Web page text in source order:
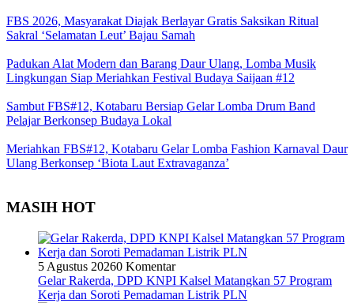
FBS 2026, Masyarakat Diajak Berlayar Gratis Saksikan Ritual
Sakral ‘Selamatan Leut’ Bajau Samah
Padukan Alat Modern dan Barang Daur Ulang, Lomba Musik
Lingkungan Siap Meriahkan Festival Budaya Saijaan #12
Sambut FBS#12, Kotabaru Bersiap Gelar Lomba Drum Band
Pelajar Berkonsep Budaya Lokal
Meriahkan FBS#12, Kotabaru Gelar Lomba Fashion Karnaval Daur
Ulang Berkonsep ‘Biota Laut Extravaganza’
MASIH HOT
5 Agustus 20260 Komentar
Gelar Rakerda, DPD KNPI Kalsel Matangkan 57 Program
Kerja dan Soroti Pemadaman Listrik PLN